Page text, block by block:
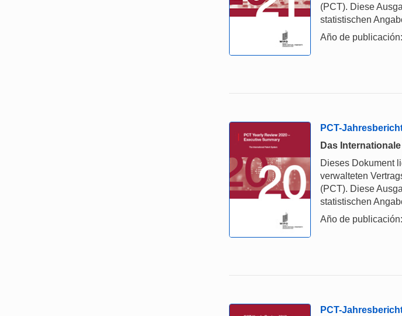
(PCT). Diese
statistischen
Año de
PCT-
Das
Dieses Dokument
verwalteten
(PCT). Diese
statistischen
Año de
PCT-